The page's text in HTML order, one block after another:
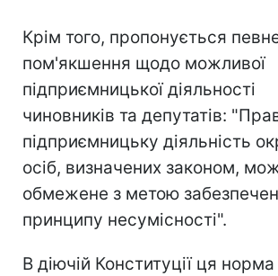
Крім того, пропонується
пом'якшення щодо можливої
підприємницької діяльності
чиновників та депутатів:
підприємницьку діяльність
осіб, визначених законом,
обмежене з метою
принципу несумісності".
В діючій Конституції ця